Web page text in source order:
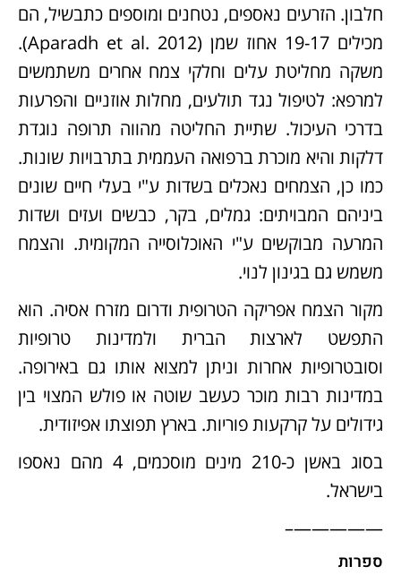
חלבון. הזרעים נאספים, נטחנים ומוספים כתבשיל, הם
מכילים 19-17 אחוז שמן (Aparadh et al. 2012).
משקה מחליטת עלים וחלקי צמח אחרים משתמשים
למרפא: לטיפול נגד תולעים, מחלות אוזניים והפרעות
בדרכי העיכול. שתיית החליטה מהווה תרופה נוגדת
דלקות והיא מוכרת ברפואה העממית בתרבויות שונות.
כמו כן, הצמחים נאכלים בשדות ע"י בעלי חיים שונים
ביניהם המבויתים: גמלים, בקר, כבשים ועזים ושדות
המרעה מבוקשים ע"י האוכלוסייה המקומית. והצמח
משמש גם בגינון לנוי.
מקור הצמח אפריקה הטרופית ודרום מזרח אסיה. הוא
התפשט לארצות הברית ולמדינות טרופיות
וסובטרופיות אחרות וניתן למצוא אותו גם באירופה.
במדינות רבות מוכר כעשב שוטה או פולש המצוי בין
גידולים על קרקעות פוריות. בארץ תפוצתו אפיזודית.
בסוג באשן כ-210 מינים מוסכמים, 4 מהם נאספו
בישראל.
—————–
ספרות